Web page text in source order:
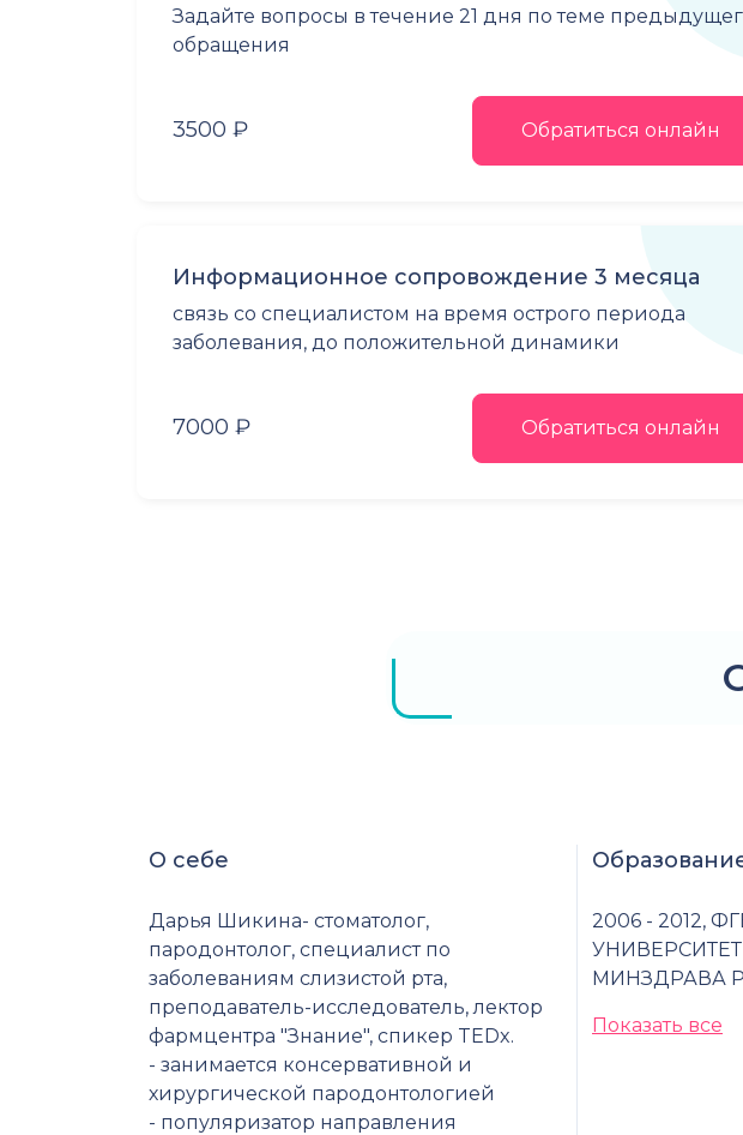
Задайте вопросы в течение 21 дня по теме
обращения
3500 ₽ Обратиться онлайн
Информационное сопровождение 3 месяца
связь со специалистом на время острого периода
заболевания, до положительной динамики
7000 ₽ Обратиться онлайн
О себе
Дарья Шикина- стоматолог,
пародонтолог, специалист по
заболеваниям слизистой рта,
преподаватель-исследователь, лектор
фармцентра "Знание", спикер TEDx.
- занимается консервативной и
хирургической пародонтологией
- популяризатор направления
2006 - 2012,
МИНЗДРАВА
Показать все